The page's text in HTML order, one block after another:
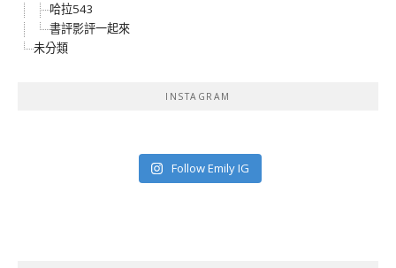
哈拉543
書評影評一起來
未分類
INSTAGRAM
Follow Emily IG